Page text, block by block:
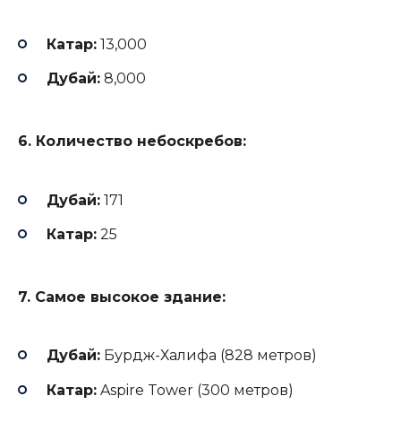
Катар: 13,000
Дубай: 8,000
6. Количество небоскребов:
Дубай: 171
Катар: 25
7. Самое высокое здание:
Дубай: Бурдж-Халифа (828 метров)
Катар: Aspire Tower (300 метров)